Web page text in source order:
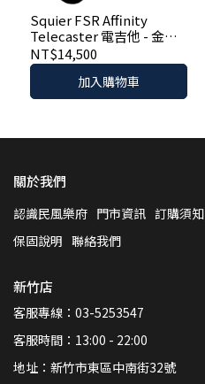
Squier FSR Affinity
Telecaster 電吉他 - 金屬
黑色
NT$14,500
加入購物車
關於我們
認識民風樂府 門市資訊 訂購須知
保固說明 聯絡我們
新竹店
客服專線：03-5253547
客服時間：13:00 - 22:00
地址：新竹市東區中南街32號